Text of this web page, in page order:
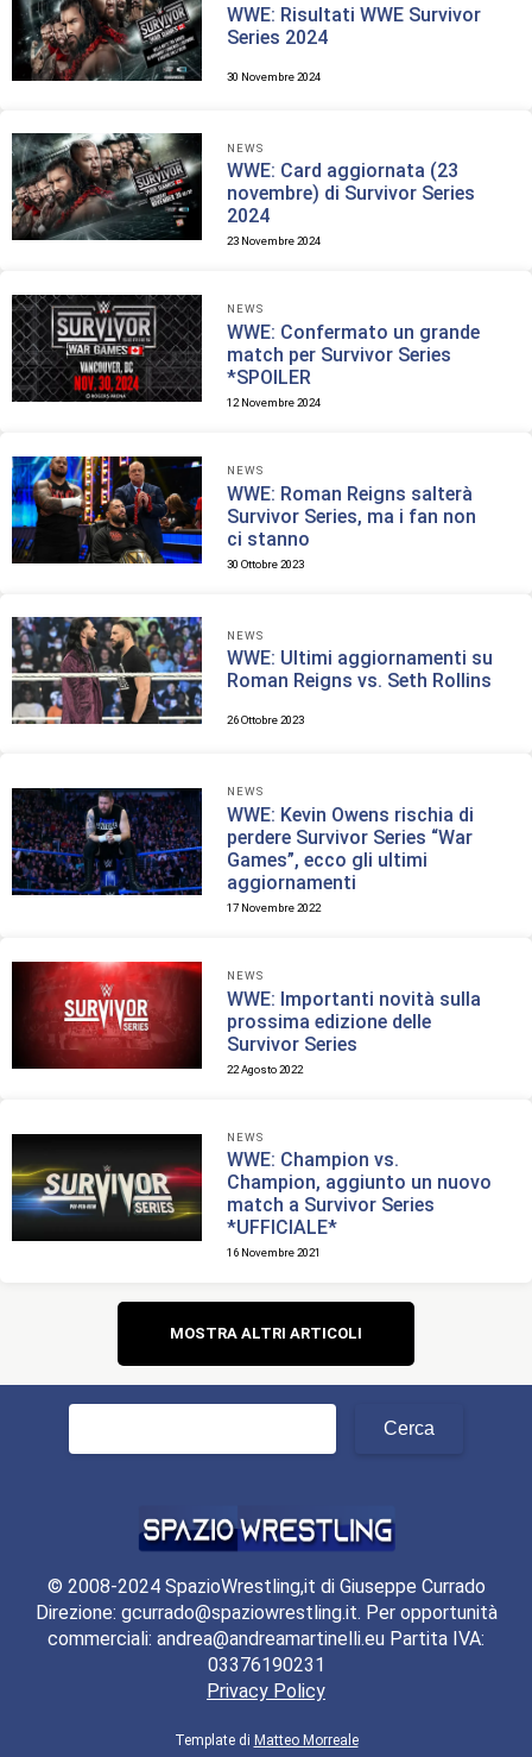
WWE: Risultati WWE Survivor
Series 2024
30 Novembre 2024
NEWS
WWE: Card aggiornata (23
novembre) di Survivor Series
2024
23 Novembre 2024
NEWS
WWE: Confermato un grande
match per Survivor Series
*SPOILER
12 Novembre 2024
NEWS
WWE: Roman Reigns salterà
Survivor Series, ma i fan non
ci stanno
30 Ottobre 2023
NEWS
WWE: Ultimi aggiornamenti su
Roman Reigns vs. Seth Rollins
26 Ottobre 2023
NEWS
WWE: Kevin Owens rischia di
perdere Survivor Series “War
Games”, ecco gli ultimi
aggiornamenti
17 Novembre 2022
NEWS
WWE: Importanti novità sulla
prossima edizione delle
Survivor Series
22 Agosto 2022
NEWS
WWE: Champion vs.
Champion, aggiunto un nuovo
match a Survivor Series
*UFFICIALE*
16 Novembre 2021
Navigazione
articoli
MOSTRA ALTRI ARTICOLI
© 2008-2024 SpazioWrestling,it di Giuseppe Currado
Direzione: gcurrado@spaziowrestling.it. Per opportunità
commerciali: andrea@andreamartinelli.eu Partita IVA:
03376190231
Privacy Policy
Template di Matteo Morreale